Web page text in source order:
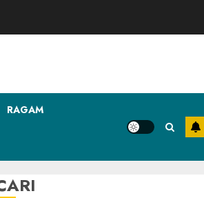
RAGAM